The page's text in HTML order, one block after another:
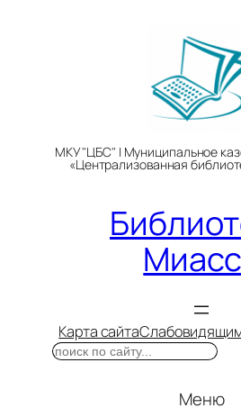
МКУ "ЦБС" | Муниципальное
«Централизованная
Карта сайта
Поиск
Меню